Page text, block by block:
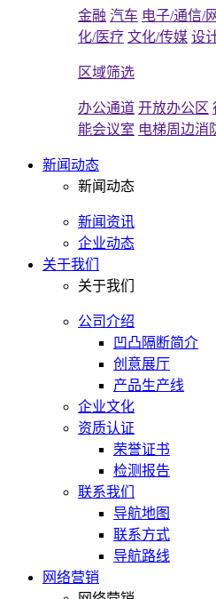
金融 汽车 电子/通信/
化/医疗 文化/传媒 设
区域筛选
办公通道 开放办公区
能会议室 电梯周边消
新闻动态
新闻动态
新闻资讯
企业动态
关于我们
关于我们
公司介绍
凹凸隔断简介
创意展厅
产品生产线
企业文化
资质认证
荣誉证书
检测报告
联系我们
导航地图
联系方式
导航路线
网络营销